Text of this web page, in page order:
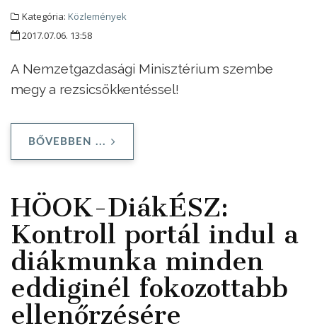
Kategória: Közlemények
2017.07.06. 13:58
A Nemzetgazdasági Minisztérium szembe
megy a rezsicsökkentéssel!
BŐVEBBEN ...
HÖOK-DiákÉSZ:
Kontroll portál indul a
diákmunka minden
eddiginél fokozottabb
ellenőrzésére